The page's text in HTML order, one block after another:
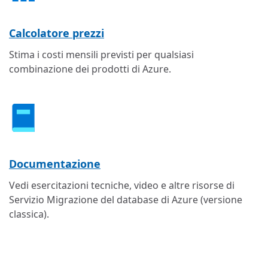
Calcolatore prezzi
Stima i costi mensili previsti per qualsiasi
combinazione dei prodotti di Azure.
Documentazione
Vedi esercitazioni tecniche, video e altre risorse di
Servizio Migrazione del database di Azure (versione
classica).